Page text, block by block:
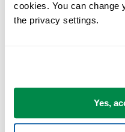
cookies. You can change
the privacy settings.
Yes,
Puoi iniziare subito. Nessuna
finiscono per usare ASAP
Utilizzato da team in oltre